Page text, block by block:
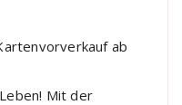
ab
Mit der